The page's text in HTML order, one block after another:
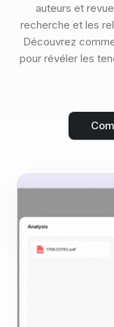
auteurs et
recherche et les
Découvrez
pour révéler les